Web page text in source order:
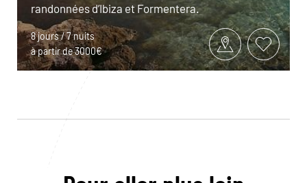
randonnées d’Ibiza et Formentera.
8 jours / 7 nuits
à partir de 3000€